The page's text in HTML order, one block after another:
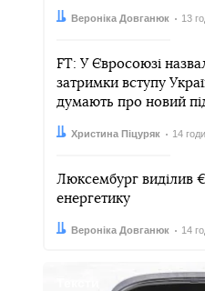
Автор:Вероніка Довганюк
Дата: 13
FT: У Євросоюзі
затримки вступу
думають про новий
Автор:
Христина Піцуряк
Дата: 14
Люксембург виділив
енергетику
Автор:Вероніка Довганюк
Дата: 14